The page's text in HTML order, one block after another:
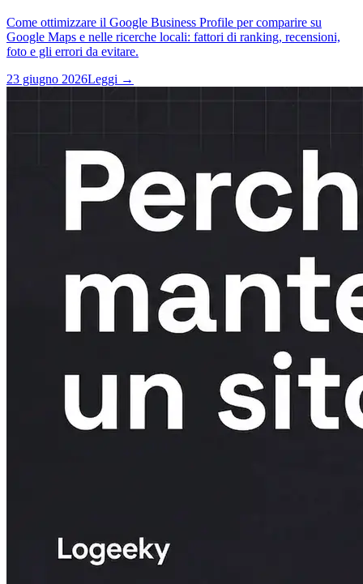
Come ottimizzare il Google Business Profile per comparire su
Google Maps e nelle ricerche locali: fattori di ranking, recensioni,
foto e gli errori da evitare.
23 giugno 2026Leggi →